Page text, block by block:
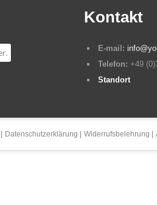
Kontakt
E-mail:
Telefon: +49
Standort
Datenschutzerklärung Widerrufsbelehrung